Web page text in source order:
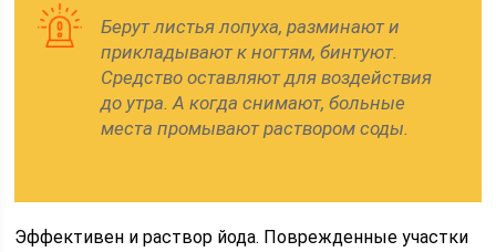
Берут листья лопуха, разминают и
прикладывают к ногтям, бинтуют.
Средство оставляют для воздействия
до утра. А когда снимают, больные
места промывают раствором соды.
Эффективен и раствор йода. Поврежденные участки